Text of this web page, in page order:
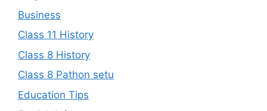
Business
Class 11 History
Class 8 History
Class 8 Pathon setu
Education Tips